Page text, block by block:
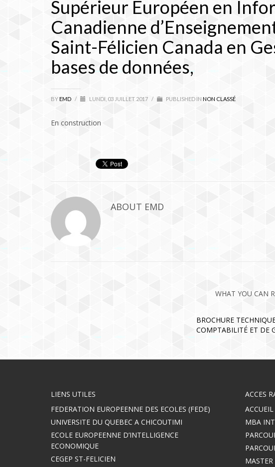
Supérieur Européen en
Canadienne
Saint-Félicien Canada en
bases de données,
BYEMD / LUNDI, 03 JUILLET 2017 / PUBLISHED IN NON CLASSÉ
En construction
ABOUT EMD
WHAT YOU CAN
BROCHURE
COMPTABILITÉ ET DE
LIENS UTILES
FEDERATION EUROPEENNE DES ECOLES (FEDE)
UNIVERSITE DU QUEBEC A CHICOUTIMI
ECOLE EUROPEENNE D’INTELLIGENCE
ECONOMIQUE
CEGEP ST-FELICIEN
ACCES
ACCUEIL
MBA
MASTER